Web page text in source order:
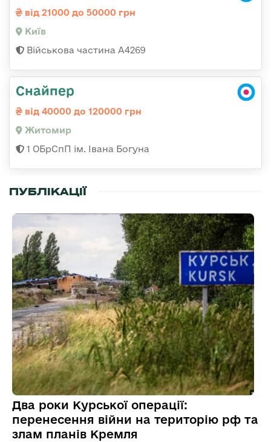
від 21000 до 50000 грн
Київ
Військова частина А4269
Снайпер
від 40000 до 120000 грн
Житомир
1 ОБрСпП ім. Івана Богуна
ПУБЛІКАЦІЇ
Два роки Курської операції:
перенесення війни на територію рф та
злам планів Кремля